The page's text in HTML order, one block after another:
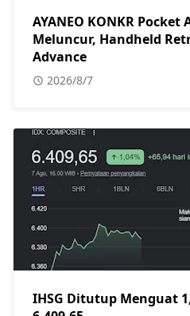
AYANEO KONKR Pocket
Meluncur, Handheld
Advance
2026/8/7
IHSG Ditutup Menguat